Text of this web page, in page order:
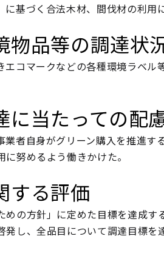
基づく合法木材、間伐材の利用
物品等の調達状
コマークなどの各種環境ラベル
に当たっての配
者自身がグリーン購入を推進す
努めるよう働きかけた。
する評価
めの方針」に定めた目標を達成
し、全品目について調達目標